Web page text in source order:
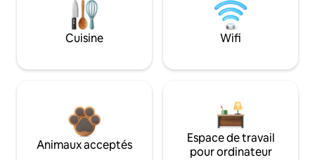
Cuisine Wifi
Animaux acceptés
Espace de travail
pour ordinateur